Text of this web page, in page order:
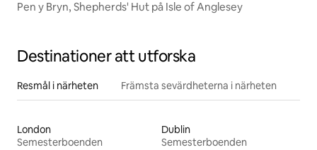
Pen y Bryn, Shepherds' Hut på Isle of Anglesey
Destinationer att utforska
Resmål i närheten Främsta sevärdheterna i närheten
London
Semesterboenden
Dublin
Semesterboenden